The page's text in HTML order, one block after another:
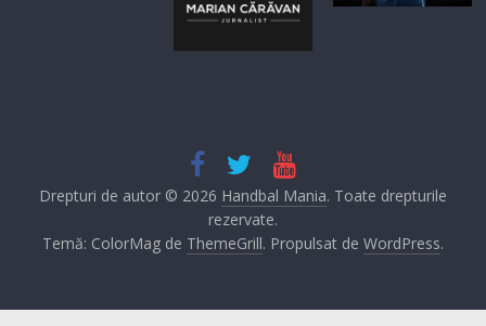
Drepturi de autor © 2026 Handbal Mania. Toate drepturile
rezervate.
Temă: ColorMag de ThemeGrill. Propulsat de WordPress.